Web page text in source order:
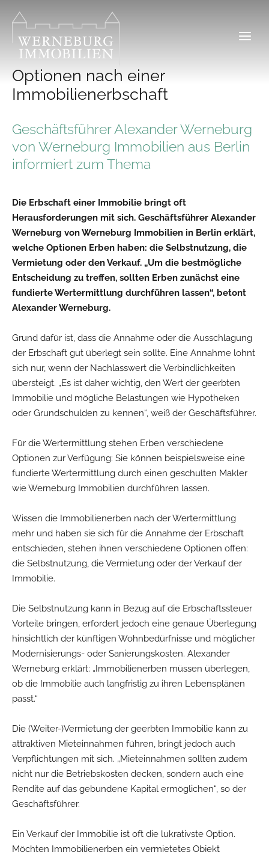
Inhalt
springen
Optionen nach einer
Immobilienerbschaft
Geschäftsführer Alexander Werneburg
von Werneburg Immobilien aus Berlin
informiert zum Thema
Die Erbschaft einer Immobilie bringt oft
Herausforderungen mit sich. Geschäftsführer Alexander
Werneburg von Werneburg Immobilien in Berlin erklärt,
welche Optionen Erben haben: die Selbstnutzung, die
Vermietung oder den Verkauf. „Um die bestmögliche
Entscheidung zu treffen, sollten Erben zunächst eine
fundierte Wertermittlung durchführen lassen“, betont
Alexander Werneburg.
Grund dafür ist, dass die Annahme oder die Ausschlagung
der Erbschaft gut überlegt sein sollte. Eine Annahme lohnt
sich nur, wenn der Nachlasswert die Verbindlichkeiten
übersteigt. „Es ist daher wichtig, den Wert der geerbten
Immobilie und mögliche Belastungen wie Hypotheken
oder Grundschulden zu kennen“, weiß der Geschäftsführer.
Für die Wertermittlung stehen Erben verschiedene
Optionen zur Verfügung: Sie können beispielsweise eine
fundierte Wertermittlung durch einen geschulten Makler
wie Werneburg Immobilien durchführen lassen.
Wissen die Immobilienerben nach der Wertermittlung
mehr und haben sie sich für die Annahme der Erbschaft
entschieden, stehen ihnen verschiedene Optionen offen:
die Selbstnutzung, die Vermietung oder der Verkauf der
Immobilie.
Die Selbstnutzung kann in Bezug auf die Erbschaftssteuer
Vorteile bringen, erfordert jedoch eine genaue Überlegung
hinsichtlich der künftigen Wohnbedürfnisse und möglicher
Modernisierungs- oder Sanierungskosten. Alexander
Werneburg erklärt: „Immobilienerben müssen überlegen,
ob die Immobilie auch langfristig zu ihren Lebensplänen
passt.“
Die (Weiter-)Vermietung der geerbten Immobilie kann zu
attraktiven Mieteinnahmen führen, bringt jedoch auch
Verpflichtungen mit sich. „Mieteinnahmen sollten zudem
nicht nur die Betriebskosten decken, sondern auch eine
Rendite auf das gebundene Kapital ermöglichen“, so der
Geschäftsführer.
Ein Verkauf der Immobilie ist oft die lukrativste Option.
Möchten Immobilienerben ein vermietetes Objekt